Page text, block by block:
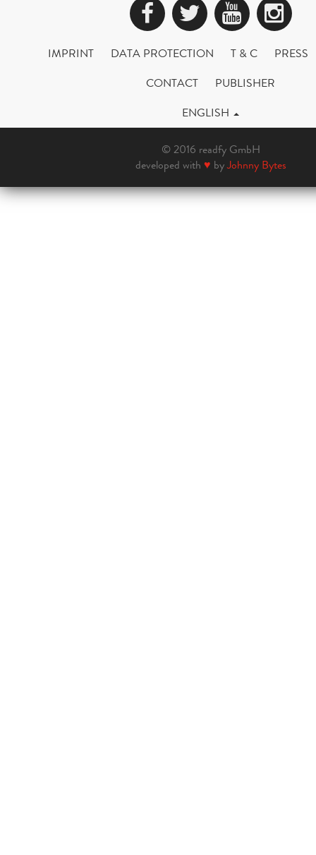
Facebook
Twitter
IMPRINT DATA PROTECTION T & C
PRESS
CONTACT
PUBLISHER
ENGLISH
© 2016 readfy GmbH
developed with ♥ byJohnny Bytes